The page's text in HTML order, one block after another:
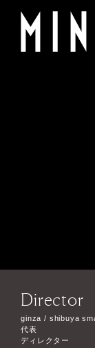
Director
ginza / shibuya
代表
ディレクター